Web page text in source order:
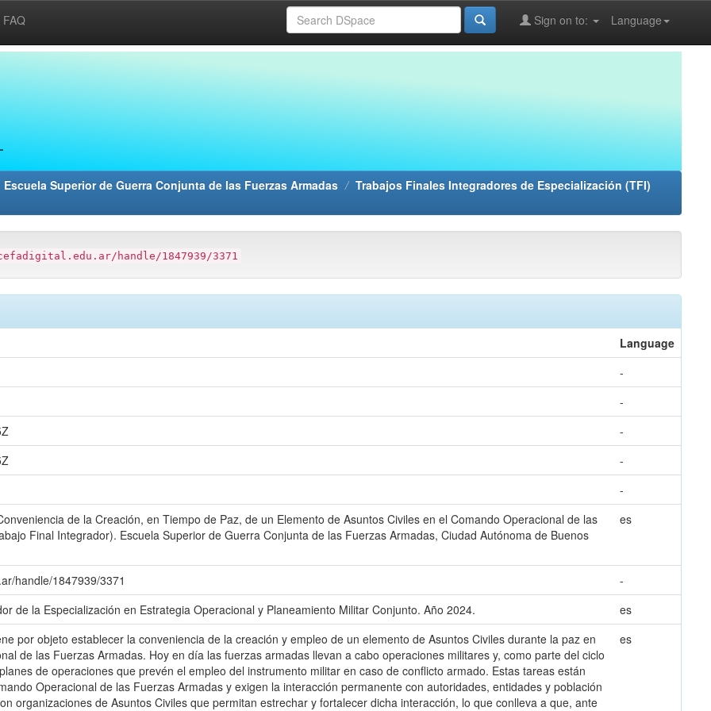
FAQ Language
Sign on to:
Superior de Guerra Conjunta de las Fuerzas Armadas Trabajos Finales Integradores de Especialización (TFI)
handle/1847939/3371
Language
-
-
-
-
-
de la Creación, en Tiempo de Paz, de un Elemento de Asuntos Civiles en el Comando Operacional de las
Final Integrador). Escuela Superior de Guerra Conjunta de las Fuerzas Armadas, Ciudad Autónoma de Buenos
es
handle/1847939/3371
-
de la Especialización en Estrategia Operacional y Planeamiento Militar Conjunto. Año 2024.
es
por objeto establecer la conveniencia de la creación y empleo de un elemento de Asuntos Civiles durante la paz en
de las Fuerzas Armadas. Hoy en día las fuerzas armadas llevan a cabo operaciones militares y, como parte del ciclo
de operaciones que prevén el empleo del instrumento militar en caso de conflicto armado. Estas tareas están
Operacional de las Fuerzas Armadas y exigen la interacción permanente con autoridades, entidades y población
organizaciones de Asuntos Civiles que permitan estrechar y fortalecer dicha interacción, lo que conlleva a que, ante
es